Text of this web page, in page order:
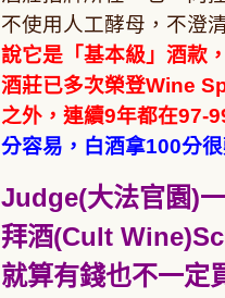
不使用人工酵母，不澄
說它是「基本級」酒款
酒莊已多次榮登Wine
之外，連續9年都在97-
分容易，白酒拿100分
Judge(大法官園)
拜酒(Cult
就算有錢也不一定